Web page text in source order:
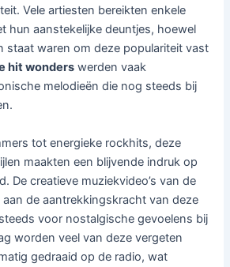
Vele artiesten bereikten enkele
hun aanstekelijke deuntjes, hoewel
staat waren om deze populariteit vast
hit wonders werden vaak
melodieën die nog steeds bij
tot energieke rockhits, deze
maakten een blijvende indruk op
De creatieve muziekvideo’s van de
de aantrekkingskracht van deze
voor nostalgische gevoelens bij
worden veel van deze vergeten
gedraaid op de radio, wat